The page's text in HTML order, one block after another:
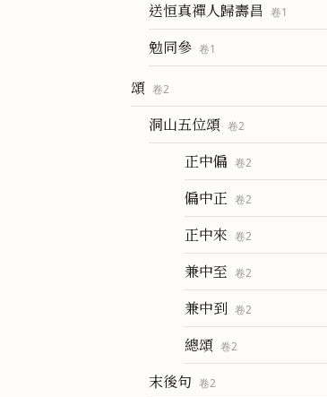
送恒真禪人歸壽昌 卷1
勉同參 卷1
頌 卷2
洞山五位頌 卷2
正中偏 卷2
偏中正 卷2
正中來 卷2
兼中至 卷2
兼中到 卷2
總頌 卷2
末後句 卷2